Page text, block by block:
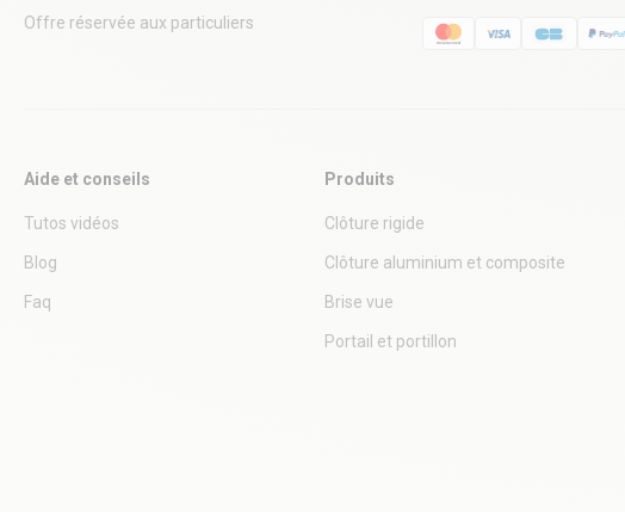
Offre réservée aux particuliers
Aide et conseils
Tutos vidéos
Blog
Faq
Produits
Clôture rigide
Clôture aluminium et composite
Brise vue
Portail et portillon